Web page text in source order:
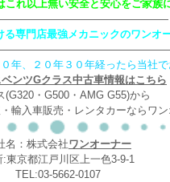
これ以上無い安全と安心をご家族
専門店最強メカニックのワンオ
年、２０年３０年経ったら当社で
ベンツGクラス中古車情報はこちら
(G320・G500・AMG G55)から
輸入車販売・レンタカーならワ
名：株式会社ワンオーナー
:東京都江戸川区上一色3-9-1
TEL:03-5662-0107